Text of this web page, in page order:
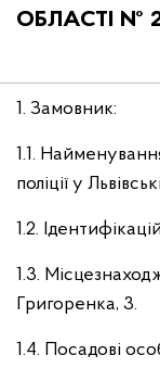
області № 2
1. Замовник:
1.1.
поліції у
1.2.
1.3.
Григоренка, 3.
1.4. Посадові